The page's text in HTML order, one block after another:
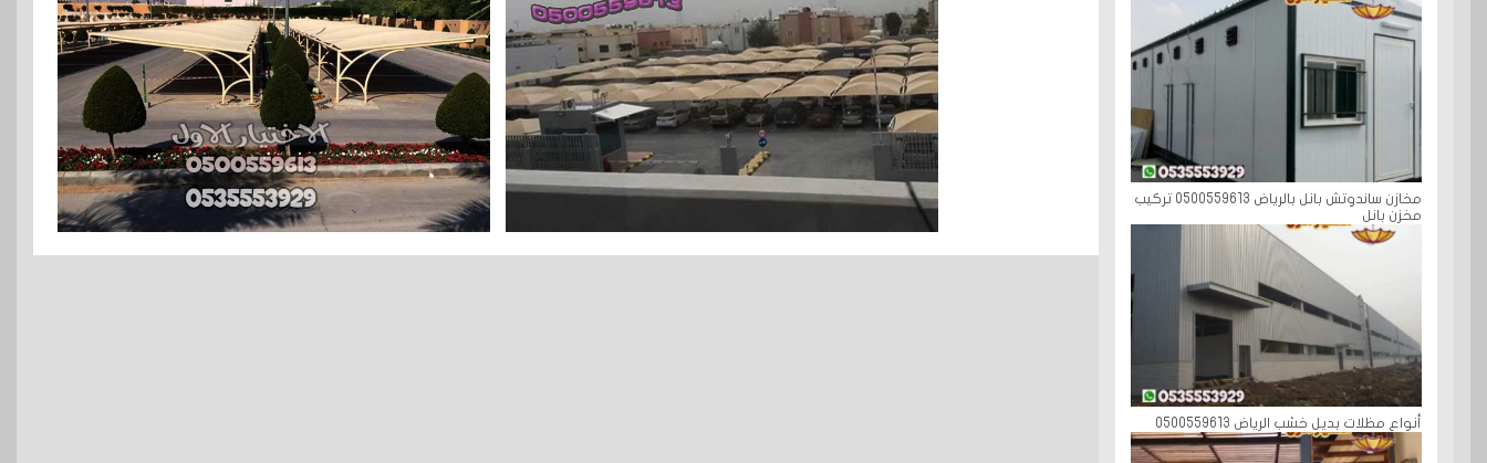
مخازن ساندوتش بانل بالرياض 0500559613 تركيب
مخزن بانل
أنواع مظلات بديل خشب الرياض 0500559613